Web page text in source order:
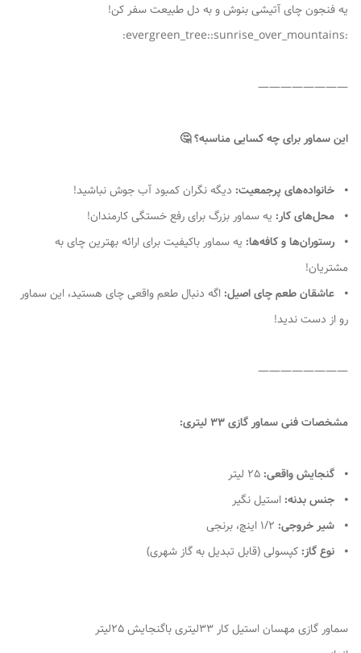
یه فنجون چای آتیشی بنوش و به دل طبیعت سفر کن!
:evergreen_tree::sunrise_over_mountains:
————————
این سماور برای چه کسایی مناسبه؟ 🤔
⦁ خانواده‌های پرجمعیت: دیگه نگران کمبود آب جوش نباشید!
⦁ محل‌های کار: یه سماور بزرگ برای رفع خستگی کارمندان!
⦁ رستوران‌ها و کافه‌ها: یه سماور باکیفیت برای ارائه بهترین چای به
مشتریان!
⦁ عاشقان طعم چای اصیل: اگه دنبال طعم واقعی چای هستید، این سماور
رو از دست ندید!
————————
مشخصات فنی سماور گازی 33 لیتری:
⦁ گنجایش واقعی:
⦁ جنس بدنه: استیل نگیر
⦁ شیر خروجی:
⦁ نوع گاز:کپسولی (قابل تبدیل به گاز شهری)
سماور گازی مهسان استیل کار 33لیتری باگنجایش 25لیتر